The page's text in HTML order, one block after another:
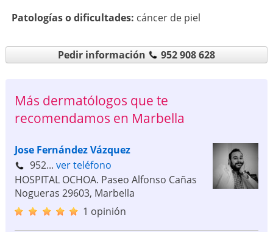
Patologí­as o dificultades: cáncer de piel
Pedir información 952 908 628
Más dermatólogos que te
recomendamos en Marbella
Jose Fernández Vázquez
952... ver teléfono
HOSPITAL OCHOA. Paseo Alfonso Cañas
Nogueras 29603, Marbella
1 opinión